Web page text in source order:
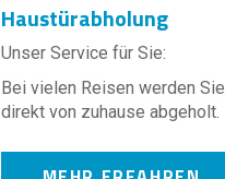
Haustürabholung
Unser Service für Sie:
Bei vielen Reisen werden Sie
direkt von zuhause abgeholt.